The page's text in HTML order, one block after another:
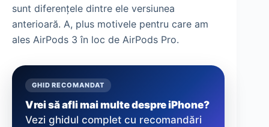
sunt diferențele dintre ele versiunea
anterioară. A, plus motivele pentru care am
ales AirPods 3 în loc de AirPods Pro.
GHID RECOMANDAT
Vrei să afli mai multe despre iPhone?
Vezi ghidul complet cu recomandări